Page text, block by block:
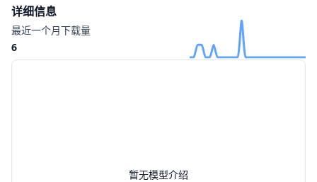
暂无模型介绍
详细信息
最近一个月下载量
6